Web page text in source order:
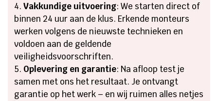
Vakkundige uitvoering: We starten direct of
binnen 24 uur aan de klus. Erkende monteurs
werken volgens de nieuwste technieken en
voldoen aan de geldende
veiligheidsvoorschriften.
Oplevering en garantie: Na afloop test je
samen met ons het resultaat. Je ontvangt
garantie op het werk – en wij ruimen alles netjes